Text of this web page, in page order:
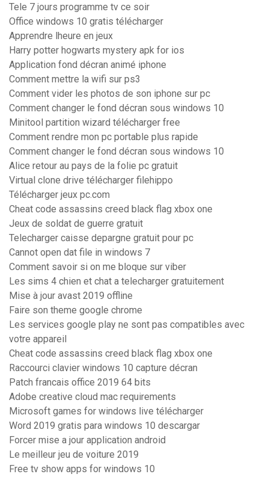
Tele 7 jours programme tv ce soir
Office windows 10 gratis télécharger
Apprendre lheure en jeux
Harry potter hogwarts mystery apk for ios
Application fond décran animé iphone
Comment mettre la wifi sur ps3
Comment vider les photos de son iphone sur pc
Comment changer le fond décran sous windows 10
Minitool partition wizard télécharger free
Comment rendre mon pc portable plus rapide
Comment changer le fond décran sous windows 10
Alice retour au pays de la folie pc gratuit
Virtual clone drive télécharger filehippo
Télécharger jeux pc.com
Cheat code assassins creed black flag xbox one
Jeux de soldat de guerre gratuit
Telecharger caisse depargne gratuit pour pc
Cannot open dat file in windows 7
Comment savoir si on me bloque sur viber
Les sims 4 chien et chat a telecharger gratuitement
Mise à jour avast 2019 offline
Faire son theme google chrome
Les services google play ne sont pas compatibles avec
votre appareil
Cheat code assassins creed black flag xbox one
Raccourci clavier windows 10 capture décran
Patch francais office 2019 64 bits
Adobe creative cloud mac requirements
Microsoft games for windows live télécharger
Word 2019 gratis para windows 10 descargar
Forcer mise a jour application android
Le meilleur jeu de voiture 2019
Free tv show apps for windows 10